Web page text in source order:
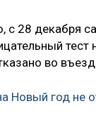
28 декабря
тест
во
Новый год не